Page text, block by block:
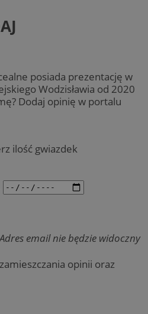
posiada prezentację w
Wodzisławia od 2020
Dodaj opinię w portalu
ilość gwiazdek
Adres email nie będzie widoczny
opinii oraz